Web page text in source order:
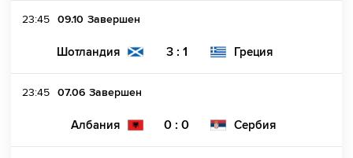
23:45 09.10 Завершен
Шотландия 3 : 1 Греция
23:45 07.06 Завершен
Албания 0 : 0 Сербия